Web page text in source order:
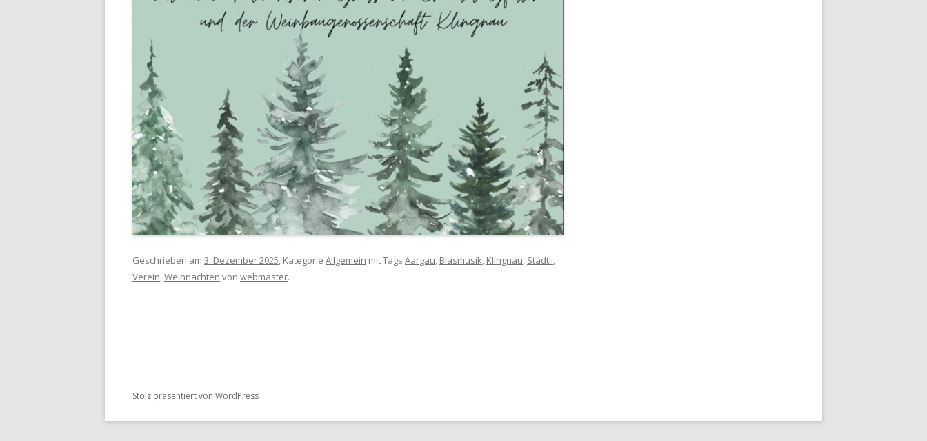
Geschrieben am 3. Dezember 2025, Kategorie Allgemein mit Tags Aargau, Blasmusik, Klingnau, Städtli,
Verein,Weihnachten von webmaster.
Stolz präsentiert von WordPress